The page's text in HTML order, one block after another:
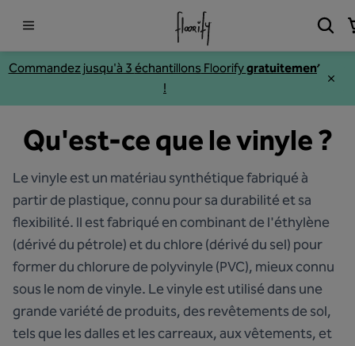
Commandez jusqu'à 3 échantillons Floorifygratuitement
!
Qu'est-ce que le vinyle ?
Le vinyle est un matériau synthétique fabriqué à
partir de plastique, connu pour sa durabilité et sa
flexibilité. Il est fabriqué en combinant de l'éthylène
(dérivé du pétrole) et du chlore (dérivé du sel) pour
former du chlorure de polyvinyle (PVC), mieux connu
sous le nom de vinyle. Le vinyle est utilisé dans une
grande variété de produits, des revêtements de sol,
tels que les dalles et les carreaux, aux vêtements, et